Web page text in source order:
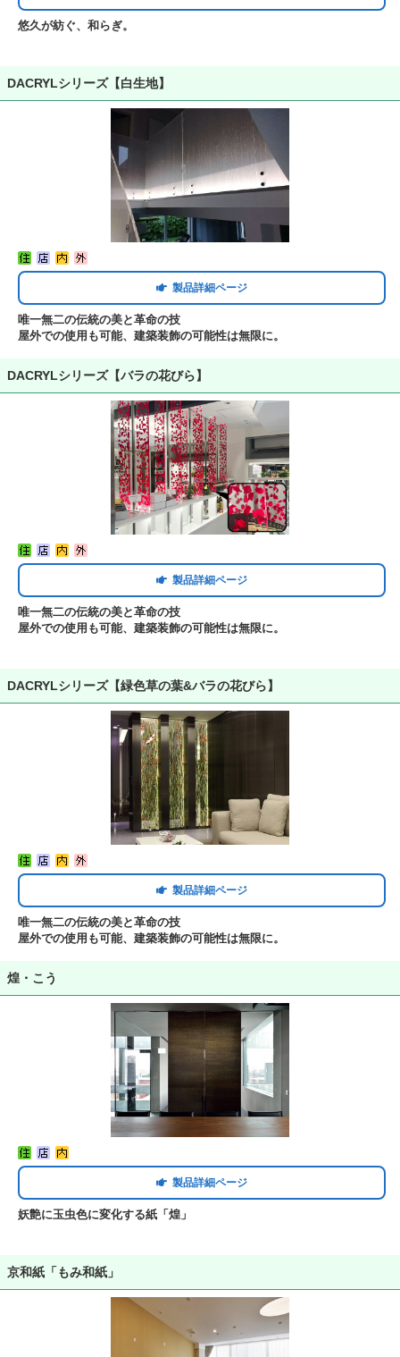
悠久が紡ぐ、和らぎ。
DACRYLシリーズ【白生地】
製品詳細ページ
唯一無二の伝統の美と革命の技
屋外での使用も可能、建築装飾の可能性は無限に。
DACRYLシリーズ【バラの花びら】
製品詳細ページ
唯一無二の伝統の美と革命の技
屋外での使用も可能、建築装飾の可能性は無限に。
DACRYLシリーズ【緑色草の葉&バラの花びら】
製品詳細ページ
唯一無二の伝統の美と革命の技
屋外での使用も可能、建築装飾の可能性は無限に。
煌・こう
製品詳細ページ
妖艶に玉虫色に変化する紙「煌」
京和紙「もみ和紙」